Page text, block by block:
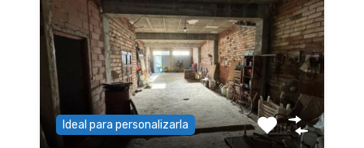
Ideal para personalizarla